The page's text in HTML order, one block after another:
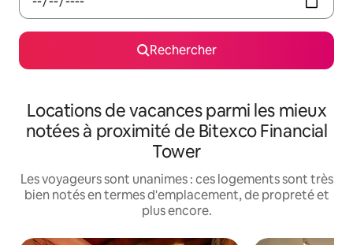
Rechercher
Locations de vacances parmi les mieux
notées à proximité de Bitexco Financial
Tower
Les voyageurs sont unanimes : ces logements sont très
bien notés en termes d'emplacement, de propreté et
plus encore.